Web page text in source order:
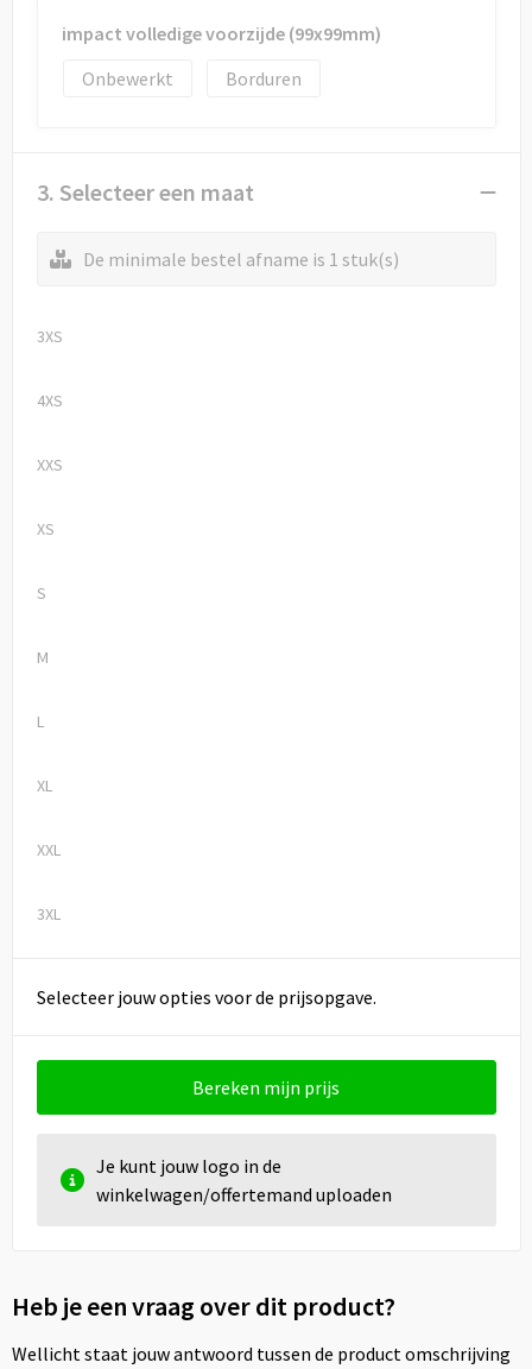
impact volledige voorzijde (99x99mm)
Onbewerkt
Borduren
3. Selecteer een maat
De minimale bestel afname is 1 stuk(s)
3XS
4XS
XXS
XS
S
M
L
XL
XXL
3XL
Selecteer jouw opties voor de prijsopgave.
Bereken mijn prijs
Je kunt jouw logo in de
winkelwagen/offertemand uploaden
Heb je een vraag over dit product?
Wellicht staat jouw antwoord tussen de product omschrijving